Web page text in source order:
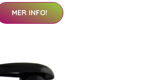
MER INFO!